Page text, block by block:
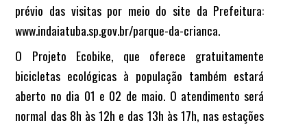
prévio das visitas por meio do site da Prefeitura:
www.indaiatuba.sp.gov.br/parque-da-crianca.
O Projeto Ecobike, que oferece gratuitamente
bicicletas ecológicas à população também estará
aberto no dia 01 e 02 de maio. O atendimento será
normal das 8h às 12h e das 13h às 17h, nas estações